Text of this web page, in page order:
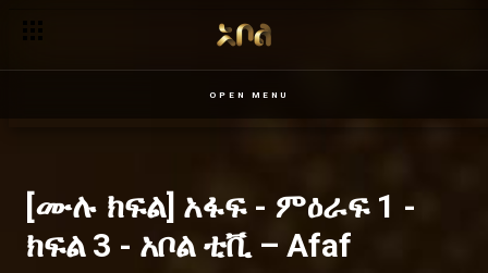
OPEN MENU
[ሙሉ ክፍል] አፋፍ - ምዕራፍ 1 -
ክፍል 3 - አቦል ቲቪ – Afaf